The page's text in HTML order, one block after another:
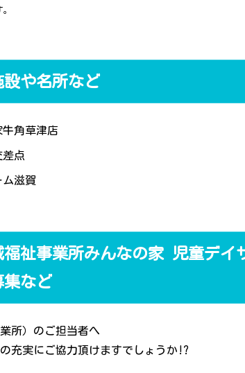
設や名所など
角草津店
差点
ム滋賀
福祉事業所みんなの家 児童デイ
集など
所）のご担当者へ
充実にご協力頂けますでしょうか!?